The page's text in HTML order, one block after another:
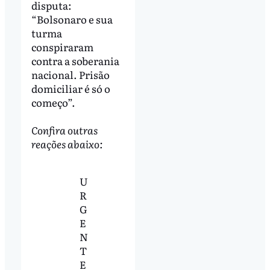
disputa:
“Bolsonaro e sua
turma
conspiraram
contra a soberania
nacional. Prisão
domiciliar é só o
começo”.
Confira outras
reações abaixo:
U
R
G
E
N
T
E